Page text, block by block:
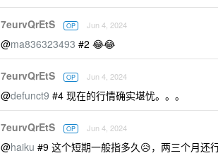
7eurvQrEtS OP Jun 4, 2024
@ma836323493 #2 😂😂
7eurvQrEtS OP Jun 4, 2024
@defunct9 #4 现在的行情确实堪忧。。。
7eurvQrEtS OP Jun 4, 2024
@haiku #9 这个短期一般指多久😥，两三个月还